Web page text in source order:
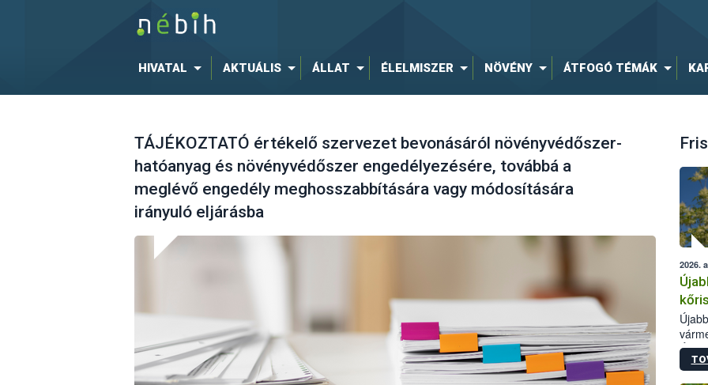
HIVATAL AKTUÁLIS ÁLLAT ÉLELMISZER NÖVÉNY ÁTFOGÓ TÉMÁK
TÁJÉKOZTATÓ értékelő szervezet bevonásáról növényvédőszer-
hatóanyag és növényvédőszer engedélyezésére, továbbá a
meglévő engedély meghosszabbítására vagy módosítására
irányuló eljárásba
2026.